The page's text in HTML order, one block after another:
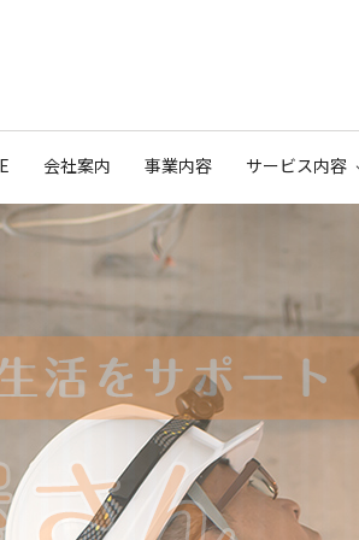
会社案内 事業内容 サービス内容